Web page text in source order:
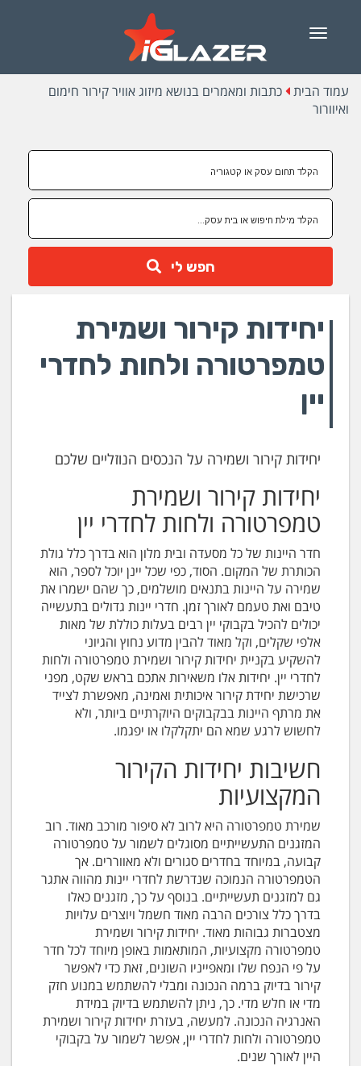
Menu
עמוד הבית
כתבות ומאמרים בנושא מיזוג אוויר קירור חימום
ואיוורור
חפש לי
יחידות קירור ושמירת
טמפרטורה ולחות לחדרי
יין
יחידות קירור ושמירה על הנכסים הנוזליים שלכם
יחידות קירור ושמירת
טמפרטורה ולחות לחדרי יין
חדר היינות של כל מסעדה ובית מלון הוא בדרך כלל גולת
הכותרת של המקום. הסוד, כפי שכל יינן יוכל לספר, הוא
שמירה על היינות בתנאים מושלמים, כך שהם ישמרו את
טיבם ואת טעמם לאורך זמן. חדרי יינות גדולים בתעשייה
יכולים להכיל בקבוקי יין רבים בעלות כוללת של מאות
אלפי שקלים, וקל מאוד להבין מדוע נחוץ והגיוני
להשקיע בקניית יחידות קירור ושמירת טמפרטורה ולחות
לחדרי יין. יחידות אלו משאירות אתכם בראש שקט, מפני
שרכישת יחידת קירור איכותית ואמינה, מאפשרת לצייד
את מרתף היינות בבקבוקים היוקרתיים ביותר, ולא
לחשוש לרגע שמא הם יתקלקלו או יפגמו.
חשיבות יחידות הקירור
המקצועיות
שמירת טמפרטורה היא לרוב לא סיפור מורכב מאוד. רוב
המזגנים התעשייתיים מסוגלים לשמור על טמפרטורה
קבועה, במיוחד בחדרים סגורים ולא מאווררים. אך
הטמפרטורה הנמוכה שנדרשת לחדרי יינות מהווה אתגר
גם למזגנים תעשייתיים. בנוסף על כך, מזגנים כאלו
בדרך כלל צורכים הרבה מאוד חשמל ויוצרים עלויות
מצטברות גבוהות מאוד. יחידות קירור ושמירת
טמפרטורה מקצועיות, המותאמות באופן מיוחד לכל חדר
על פי הנפח שלו ומאפייניו השונים, זאת כדי לאפשר
קירור בדיוק ברמה הנכונה ומבלי להשתמש במנוע חזק
מדי או חלש מדי. כך, ניתן להשתמש בדיוק במידת
האנרגיה הנכונה. למעשה, בעזרת יחידות קירור ושמירת
טמפרטורה ולחות לחדרי יין, אפשר לשמור על בקבוקי
היין לאורך שנים.